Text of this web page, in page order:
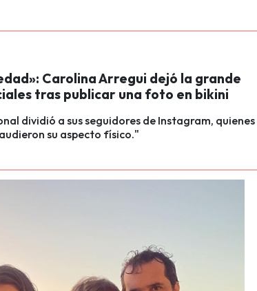
Carolina Arregui dejó la grande
tras publicar una foto en bikini
dividió a sus seguidores de Instagram, quienes
su aspecto físico."